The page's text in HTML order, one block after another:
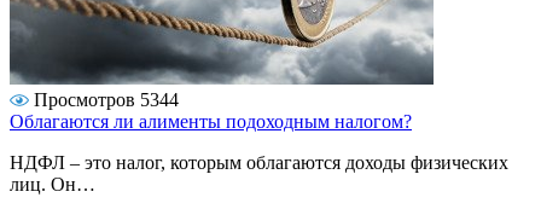
Просмотров 5344
Облагаются ли алименты подоходным налогом?
НДФЛ – это налог, которым облагаются доходы физических
лиц. Он…